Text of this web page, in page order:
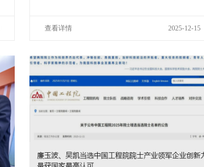
18.7%。11月，新能源汽车出口30万辆，环比增长17....
查看详情 2025-12-15